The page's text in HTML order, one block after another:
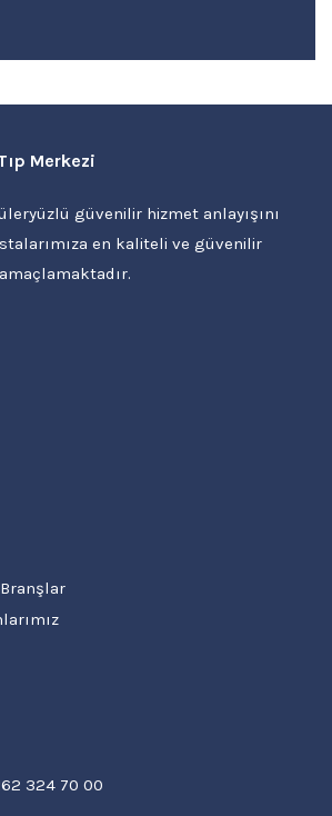
Merkezi
güvenilir hizmet anlayışını
en kaliteli ve güvenilir
324 70 00